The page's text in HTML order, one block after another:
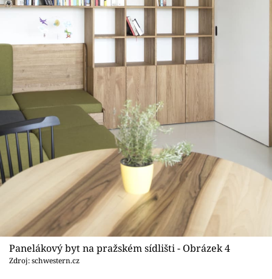
Panelákový byt na pražském sídlišti - Obrázek 4
Zdroj: schwestern.cz